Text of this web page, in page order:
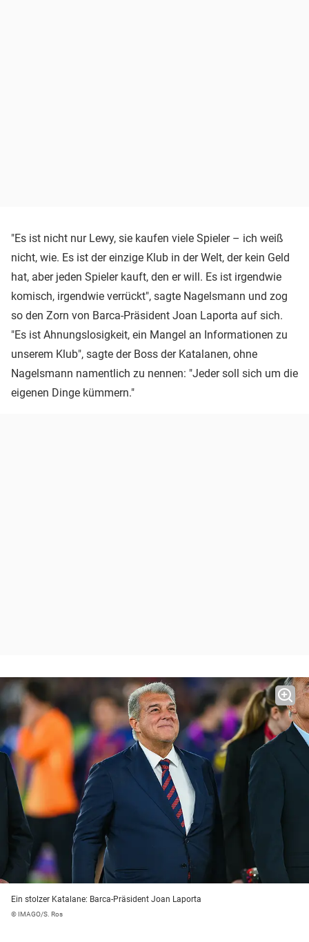
"Es ist nicht nur Lewy, sie kaufen viele Spieler – ich weiß
nicht, wie. Es ist der einzige Klub in der Welt, der kein Geld
hat, aber jeden Spieler kauft, den er will. Es ist irgendwie
komisch, irgendwie verrückt", sagte Nagelsmann und zog
so den Zorn von Barca-Präsident Joan Laporta auf sich.
"Es ist Ahnungslosigkeit, ein Mangel an Informationen zu
unserem Klub", sagte der Boss der Katalanen, ohne
Nagelsmann namentlich zu nennen: "Jeder soll sich um die
eigenen Dinge kümmern."
Ein stolzer Katalane: Barca-Präsident Joan Laporta
© IMAGO/S. Ros